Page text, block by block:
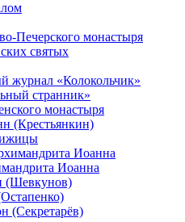
Печерского монастыря
святых
журнал «Колокольчик»
странник»
монастыря
(Крестьянкин)
Иоанна
Иоанна
(Шевкунов)
(Секретарёв)